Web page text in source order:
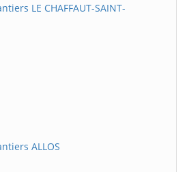
LE CHAFFAUT-SAINT-
ALLOS